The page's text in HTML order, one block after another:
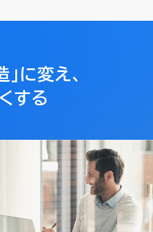
」に変え、
する